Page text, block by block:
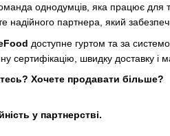
однодумців, яка працює для
партнера, який
доступне гуртом та за
сертифікацію, швидку доставку
Хочете продавати більше?
у партнерстві.